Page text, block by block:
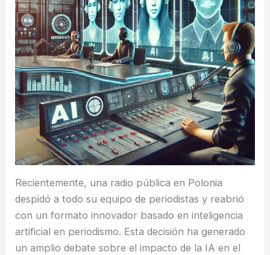
Recientemente, una radio pública en Polonia
despidó a todo su equipo de periodistas y reabrió
con un formato innovador basado en inteligencia
artificial en periodismo. Esta decisión ha generado
un amplio debate sobre el impacto de la IA en el